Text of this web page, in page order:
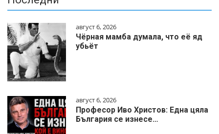
август 6, 2026
Чёрная мамба думала, что её яд
убьёт
август 6, 2026
Професор Иво Христов: Една цяла
България се изнесе…